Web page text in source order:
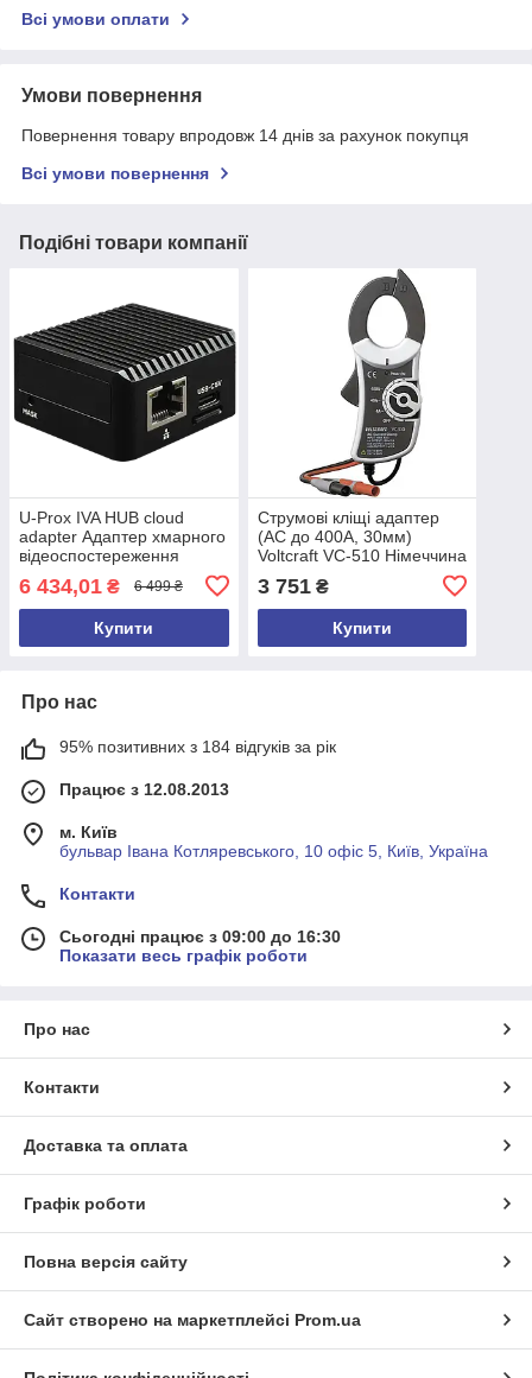
Всі умови оплати
Умови повернення
Повернення товару впродовж 14 днів за рахунок покупця
Всі умови повернення
Подібні товари компанії
U-Prox IVA HUB cloud
adapter Адаптер хмарного
відеоспостереження
6 434,01 ₴ 6 499 ₴
Купити
Струмові кліщі адаптер
(AC до 400А, 30мм)
Voltcraft VC-510 Німеччина
3 751₴
Купити
Про нас
95% позитивних з 184 відгуків за рік
Працює з 12.08.2013
м. Київ
бульвар Івана Котляревського, 10 офіс 5, Київ, Україна
Контакти
Сьогодні працює з 09:00 до 16:30
Показати весь графік роботи
Про нас
Контакти
Доставка та оплата
Графік роботи
Повна версія сайту
Сайт створено на маркетплейсі Prom.ua